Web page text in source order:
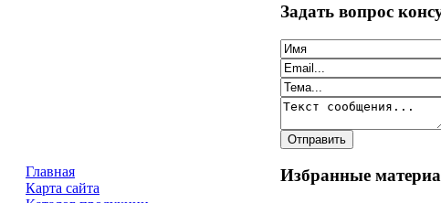
Главная
Карта сайта
Задать вопрос
Избранные